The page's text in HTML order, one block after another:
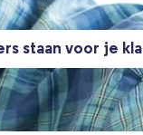
staan voor je